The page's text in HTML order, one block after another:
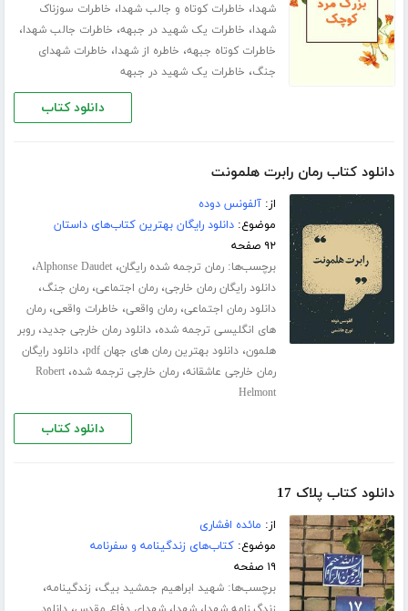
شهدا، خاطرات کوتاه و جالب شهدا، خاطرات سوزناک
شهدا، خاطرات یک شهید در جبهه، خاطرات جالب شهدا،
خاطرات کوتاه جبهه، خاطره از شهدا، خاطرات شهدای
جنگ، خاطرات یک شهید در جبهه
دانلود کتاب
دانلود کتاب رمان رابرت هلمونت
از:آلفونس دوده
موضوع:دانلود رایگان بهترین کتاب‌های داستان
۹۲ صفحه
برچسب‌ها:رمان ترجمه شده رایگان،Alphonse Daudet،
دانلود رایگان رمان خارجی،رمان اجتماعی،رمان جنگ،
دانلود رمان اجتماعی،رمان واقعی، خاطرات واقعی،رمان
های انگلیسی ترجمه شده،دانلود رمان خارجی جدید،روبر
هلمون،دانلود بهترین رمان های جهان pdf ،دانلود رایگان
رمان خارجی عاشقانه،رمان خارجی ترجمه شده،Robert
Helmont
دانلود کتاب
دانلود کتاب پلاک 17
از: مائده افشاری
موضوع:کتاب‌های زندگینامه و سفرنامه
۱۹ صفحه
برچسب‌ها:شهید ابراهیم جمشید بیگ، زندگینامه،